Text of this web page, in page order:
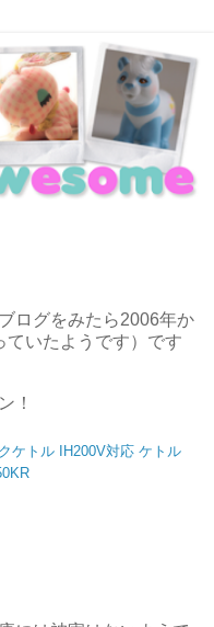
ログをみたら2006年か
ていたようです）です
！
ケトル IH200V対応 ケトル